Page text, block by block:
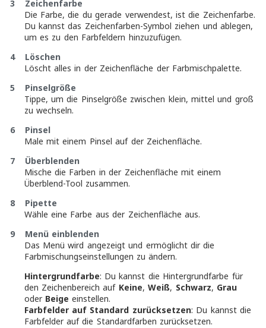
3 Zeichenfarbe
Die Farbe, die du gerade verwendest, ist die Zeichenfarbe.
Du kannst das Zeichenfarben-Symbol ziehen und ablegen,
um es zu den Farbfeldern hinzuzufügen.
4 Löschen
Löscht alles in der Zeichenfläche der Farbmischpalette.
5 Pinselgröße
Tippe, um die Pinselgröße zwischen klein, mittel und groß
zu wechseln.
6 Pinsel
Male mit einem Pinsel auf der Zeichenfläche.
7 Überblenden
Mische die Farben in der Zeichenfläche mit einem
Überblend-Tool zusammen.
8 Pipette
Wähle eine Farbe aus der Zeichenfläche aus.
9 Menü einblenden
Das Menü wird angezeigt und ermöglicht dir die
Farbmischungseinstellungen zu ändern.
Hintergrundfarbe: Du kannst die Hintergrundfarbe für
den Zeichenbereich auf Keine,Weiß, Schwarz, Grau
oder Beige einstellen.
Farbfelder auf Standard zurücksetzen: Du kannst die
Farbfelder auf die Standardfarben zurücksetzen.